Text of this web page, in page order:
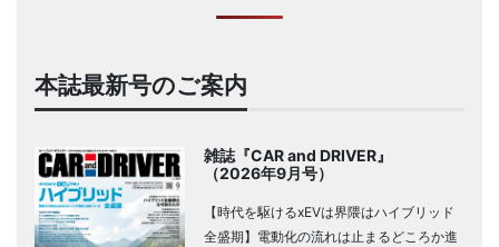
本誌最新号のご案内
雑誌『CAR and DRIVER』
（2026年9月号）
【時代を駆けるxEVは界隈はハイブリッド
全盛期】電動化の流れは止まるどころか進